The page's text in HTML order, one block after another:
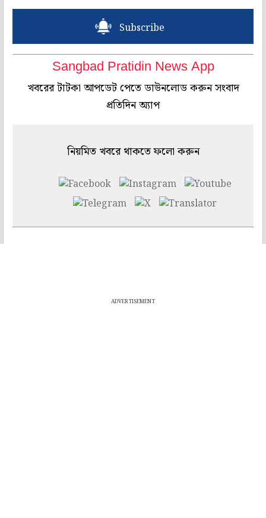
Subscribe
Sangbad Pratidin News App
খবরের টাটকা আপডেট পেতে ডাউনলোড করুন সংবাদ
প্রতিদিন অ্যাপ
নিয়মিত খবরে থাকতে ফলো করুন
ADVERTISEMENT